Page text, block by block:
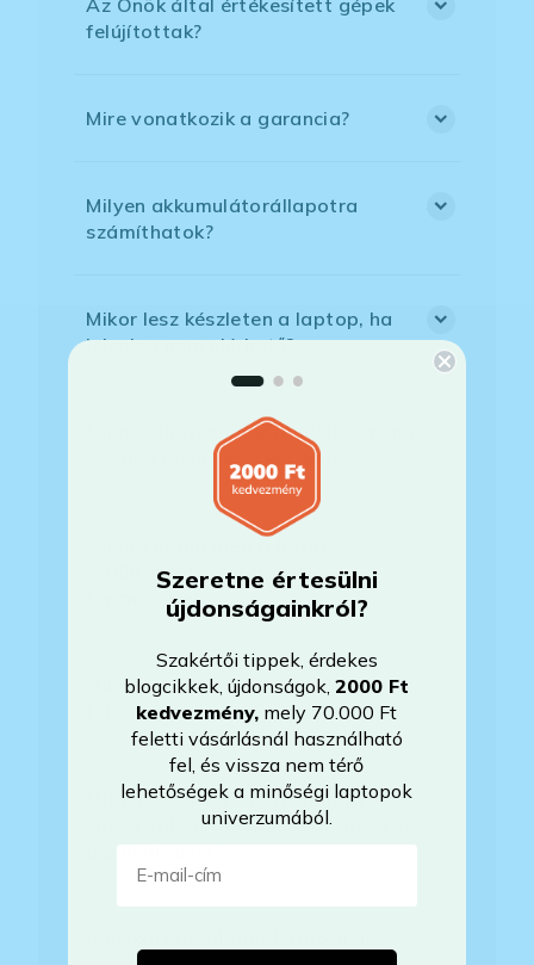
felújítottak?
Mire vonatkozik a garancia?
Milyen akkumulátorállapotra
számíthatok?
Mikor lesz készleten a laptop, ha
jelenleg nem elérhető?
Mikor vehetem át a rendelésem, ha
esetleg bővítést is kértem?
Mikor kapom meg a házhoz
szállítással megrendelt
termékemet?
Milyen szoftverek vannak előre
telepítve a laptopra?
Mit jelent, hogy magyar/magyar
kiosztású európai/külföldi kiosztású
a billentyűzet?
Szeretne értesülni
újdonságainkról?
Szakértői tippek, érdekes
blogcikkek, újdonságok,2000 Ft
kedvezmény, mely 70.000 Ft
feletti vásárlásnál használható
fel, és vissza nem térő
lehetőségek a minőségi laptopok
univerzumából.